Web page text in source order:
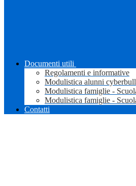
Documenti utili
Regolamenti e informative
Modulistica alunni
Modulistica famiglie -
Modulistica famiglie -
Contatti